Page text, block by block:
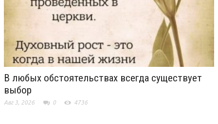
В любых обстоятельствах всегда существует
выбор
Авг 3, 2026 0 4736